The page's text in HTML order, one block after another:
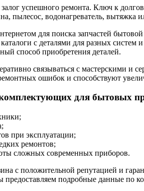
успешного ремонта. Ключ к
пылесос, водонагреватель,
для поиска запчастей
с деталями для разных
способ приобретения деталей.
связываться с мастерскими
ошибок и способствуют
комплектующих для бытовых
при эксплуатации;
ремонтов;
сложных современных приборов.
с положительной репутацией и
подробные данные по